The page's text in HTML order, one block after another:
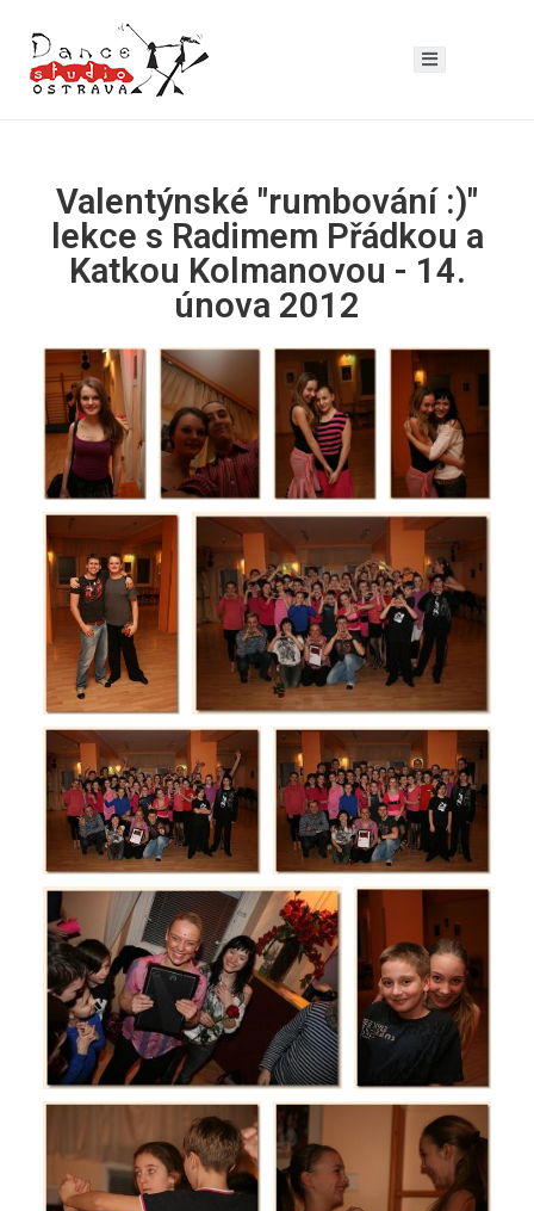
Valentýnské "rumbování :)"
lekce s Radimem Přádkou a
Katkou Kolmanovou - 14.
únova 2012